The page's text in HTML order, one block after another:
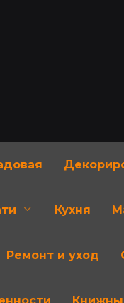
Кухня
Ремонт и уход